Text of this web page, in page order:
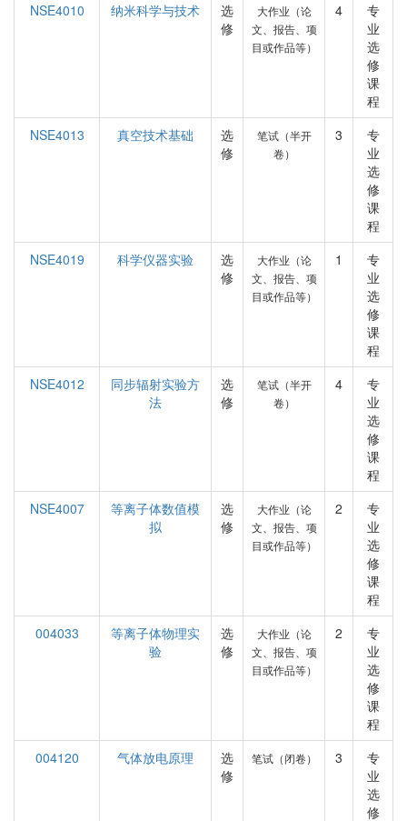
NSE4010
纳米科学与技术
选
修
大作业（论
文、报告、项
目或作品等）
4
专
业
选
修
课
程
NSE4013
真空技术基础
选
修
笔试（半开
卷）
3
专
业
选
修
课
程
NSE4019
科学仪器实验
选
修
大作业（论
文、报告、项
目或作品等）
1
专
业
选
修
课
程
NSE4012
同步辐射实验方
法
选
修
笔试（半开
卷）
4
专
业
选
修
课
程
NSE4007
等离子体数值模
拟
选
修
大作业（论
文、报告、项
目或作品等）
2
专
业
选
修
课
程
004033
等离子体物理实
验
选
修
大作业（论
文、报告、项
目或作品等）
2
专
业
选
修
课
程
004120
气体放电原理
选
修
笔试（闭卷） 3
专
业
选
修